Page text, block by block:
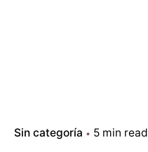
Sin categoría 5 min read